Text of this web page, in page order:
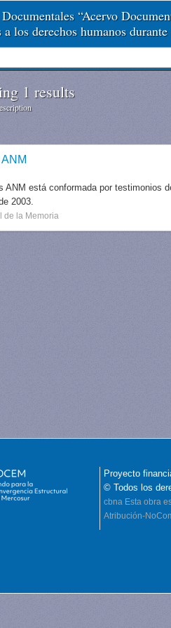
“Acervo
los derechos humanos
1 results
ANM está conformada por testimonios
2003.
de la Memoria
Proyecto
© Todos los
cbna Esta obra
Atribución-